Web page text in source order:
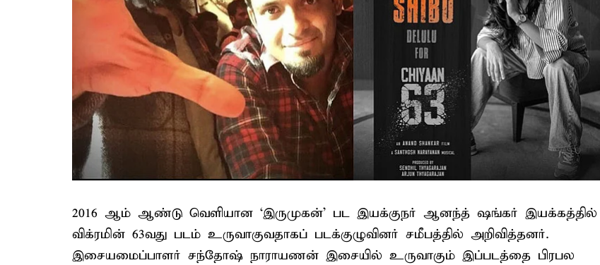
2016 ஆம் ஆண்டு வெளியான ‘இருமுகன்’ பட இயக்குநர் ஆனந்த் ஷங்கர் இயக்கத்தில்
விக்ரமின் 63வது படம் உருவாகுவதாகப் படக்குழுவினர் சமீபத்தில் அறிவித்தனர்.
இசையமைப்பாளர் சந்தோஷ் நாராயணன் இசையில் உருவாகும் இப்படத்தை பிரபல